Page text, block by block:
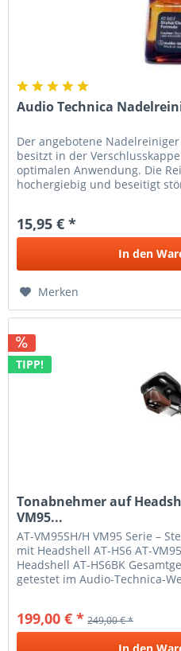
Audio Technica
Der angebotene
besitzt in der
optimalen Anwendung. Die
hochergiebig und beseitigt
15,95 € *
In den
Merken
TIPP!
Tonabnehmer auf
VM95...
AT-VM95SH/H VM95 Serie –
mit Headshell AT-HS6 AT-
Headshell AT-HS6BK
getestet im Audio-Technica-
199,00 € * 249,00 € *
In den